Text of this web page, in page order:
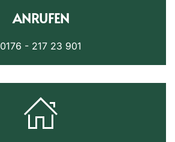
ANRUFEN
0176 - 217 23 901